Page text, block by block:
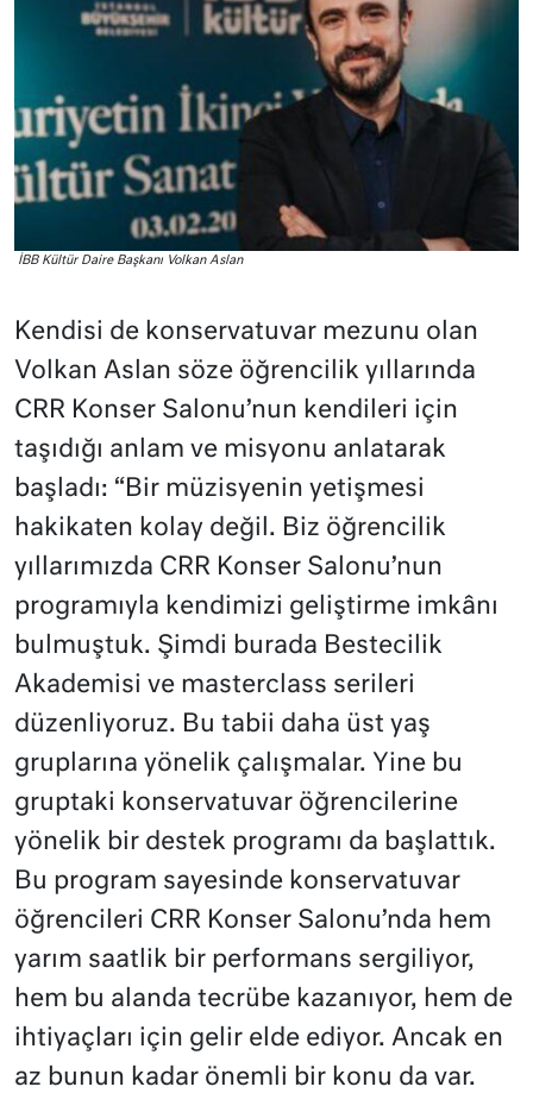
İBB Kültür Daire Başkanı Volkan Aslan
Kendisi de konservatuvar mezunu olan
Volkan Aslan söze öğrencilik yıllarında
CRR Konser Salonu’nun kendileri için
taşıdığı anlam ve misyonu anlatarak
başladı: “Bir müzisyenin yetişmesi
hakikaten kolay değil. Biz öğrencilik
yıllarımızda CRR Konser Salonu’nun
programıyla kendimizi geliştirme imkânı
bulmuştuk. Şimdi burada Bestecilik
Akademisi ve masterclass serileri
düzenliyoruz. Bu tabii daha üst yaş
gruplarına yönelik çalışmalar. Yine bu
gruptaki konservatuvar öğrencilerine
yönelik bir destek programı da başlattık.
Bu program sayesinde konservatuvar
öğrencileri CRR Konser Salonu’nda hem
yarım saatlik bir performans sergiliyor,
hem bu alanda tecrübe kazanıyor, hem de
ihtiyaçları için gelir elde ediyor. Ancak en
az bunun kadar önemli bir konu da var.